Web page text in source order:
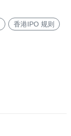
香港IPO 规则